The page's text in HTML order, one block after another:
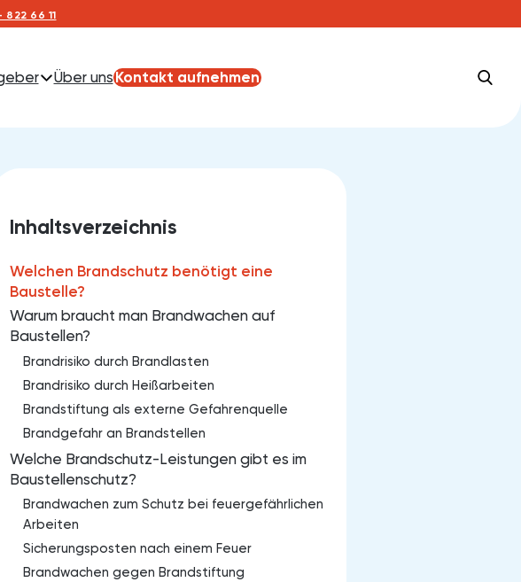
822 66 11
Über unsKontakt aufnehmen
Inhaltsverzeichnis
Welchen Brandschutz benötigt eine
Baustelle?
Warum braucht man Brandwachen auf
Baustellen?
Brandrisiko durch Brandlasten
Brandrisiko durch Heißarbeiten
Brandstiftung als externe Gefahrenquelle
Brandgefahr an Brandstellen
Welche Brandschutz-Leistungen gibt es im
Baustellenschutz?
Brandwachen zum Schutz bei feuergefährlichen
Arbeiten
Sicherungsposten nach einem Feuer
Brandwachen gegen Brandstiftung